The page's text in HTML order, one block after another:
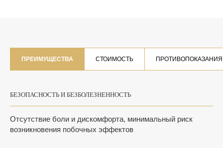
ПРЕИМУЩЕСТВА СТОИМОСТЬ ПРОТИВОПОКАЗАНИЯ
БЕЗОПАСНОСТЬ И БЕЗБОЛЕЗНЕННОСТЬ
Отсутствие боли и дискомфорта, минимальный риск
возникновения побочных эффектов